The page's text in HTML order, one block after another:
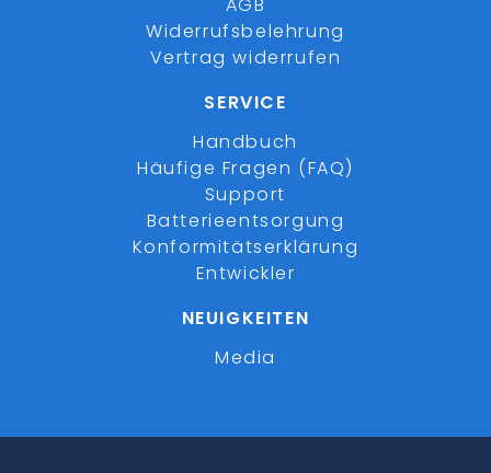
Widerrufsbelehrung
Vertrag widerrufen
SERVICE
Handbuch
Häufige Fragen (FAQ)
Support
Batterieentsorgung
Konformitätserklärung
Entwickler
NEUIGKEITEN
Media